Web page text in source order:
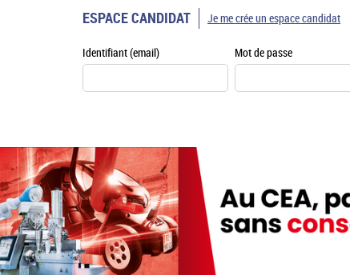
ESPACE CANDIDAT
Identifiant (email) Mot de passe
Je me crée un espace candidat